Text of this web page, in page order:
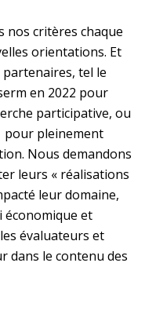
à l’organisation de
aux unités depuis
et Corse en bref
ma DR
for the Promotion
Appel à propositions
conjoint en France en
and
(NSTC) de Taïwan
exploratoires et
autorisation de
la recherche animale
utilisant des animaux
modèles et
nos critères chaque
orientations. Et
tel le
en 2022 pour
participative, ou
pour pleinement
Nous demandons
leurs « réalisations
leur domaine,
économique et
évaluateurs et
dans le contenu des